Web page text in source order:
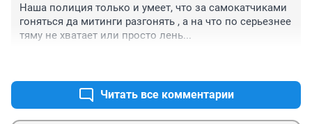
Наша полиция только и умеет, что за самокатчиками
гоняться да митинги разгонять , а на что по серьезнее
тяму не хватает или просто лень...
Читать все комментарии